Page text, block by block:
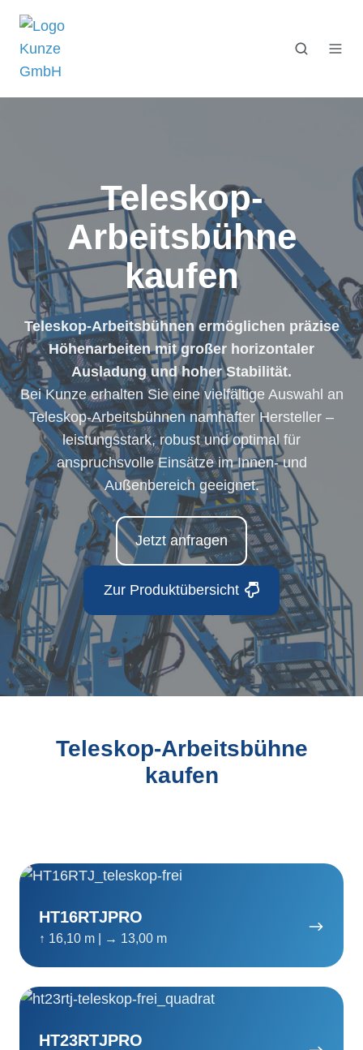
Teleskop-
Arbeitsbühne
kaufen
Teleskop-Arbeitsbühnen ermöglichen präzise
Höhenarbeiten mit großer horizontaler
Ausladung und hoher Stabilität.
Bei Kunze erhalten Sie eine vielfältige Auswahl an
Teleskop-Arbeitsbühnen namhafter Hersteller –
leistungsstark, robust und optimal für
anspruchsvolle Einsätze im Innen- und
Außenbereich geeignet.
Jetzt anfragen
Zur Produktübersicht
Teleskop-Arbeitsbühne
kaufen
HT16RTJPRO
↑ 16,10 m | → 13,00 m
HT16RTJPRO
HT23RTJPRO
HT23RTJPRO